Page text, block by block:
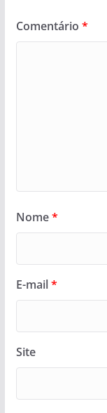
Comentário *
Nome*
E-mail*
Site